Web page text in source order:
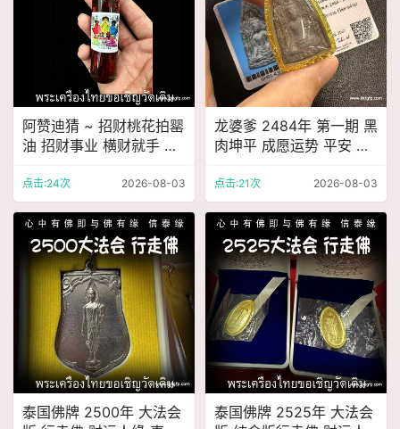
阿赞迪猜 ~ 招财桃花拍罂
油 招财事业 横财就手 舍
断 人缘姻缘
点击:24次 2026-08-03
龙婆爹 2484年 ‮一第‬期 黑
肉坤平 成愿运势 平安 挡
缘 人脉人缘
点击:21次 2026-08-03
泰国佛牌 2500年 大法会
泰国佛牌 2525年 大法会